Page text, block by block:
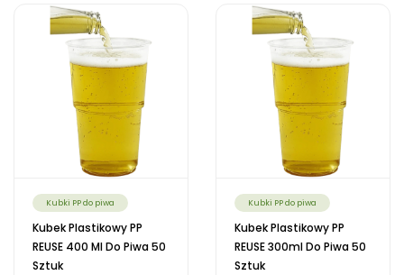
Kubki PP do piwa
Kubek Plastikowy PP
REUSE 400 Ml Do Piwa 50
Sztuk
Kubki PP do piwa
Kubek Plastikowy PP
REUSE 300ml Do Piwa 50
Sztuk